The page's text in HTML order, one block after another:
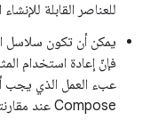
للعناصر القابلة
يمكن أن تكون سلاسل
فإنّ إعادة استخدام
عبء العمل الذي يجب
Compose عند مقارنتها